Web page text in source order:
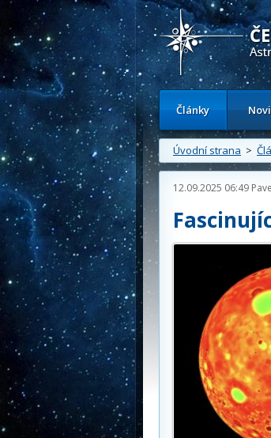
Česká astronomická
Články
Úvodní strana >
12.09.2025 06:49